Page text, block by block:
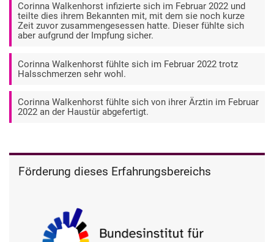
Corinna Walkenhorst infizierte sich im Februar 2022 und
teilte dies ihrem Bekannten mit, mit dem sie noch kurze
Zeit zuvor zusammengesessen hatte. Dieser fühlte sich
aber aufgrund der Impfung sicher.
Corinna Walkenhorst fühlte sich im Februar 2022 trotz
Halsschmerzen sehr wohl.
Corinna Walkenhorst fühlte sich von ihrer Ärztin im Februar
2022 an der Haustür abgefertigt.
Förderung dieses Erfahrungsbereichs